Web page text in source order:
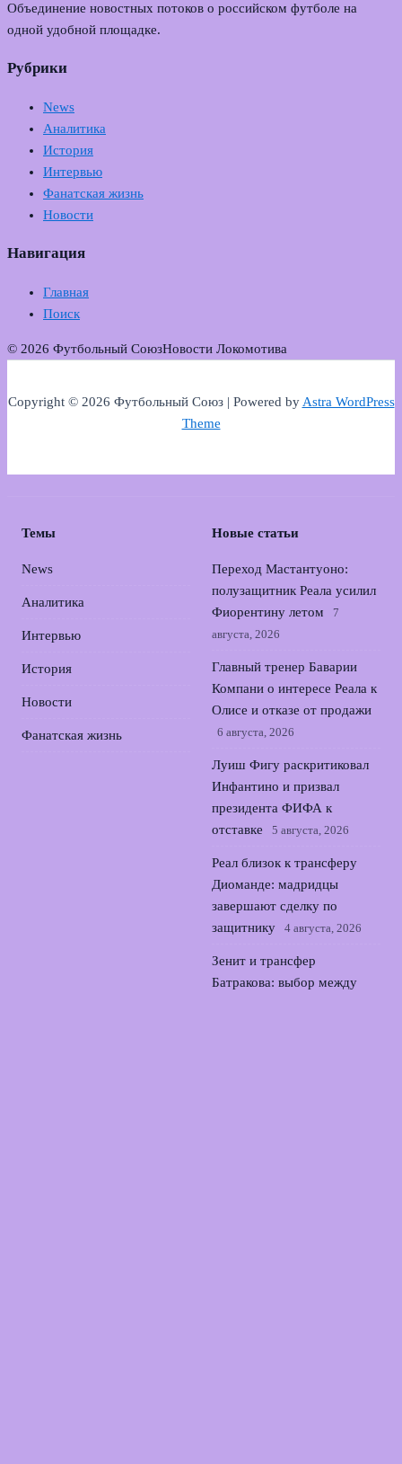
Объединение новостных потоков о российском футболе на
одной удобной площадке.
Рубрики
News
Аналитика
История
Интервью
Фанатская жизнь
Новости
Навигация
Главная
Поиск
© 2026 Футбольный СоюзНовости Локомотива
Copyright © 2026 Футбольный Союз | Powered byAstra WordPress
Theme
Темы
News
Аналитика
Интервью
История
Новости
Фанатская жизнь
Новые статьи
Переход Мастантуоно:
полузащитник Реала усилил
Фиорентину летом
7
августа, 2026
Главный тренер Баварии
Компани о интересе Реала к
Олисе и отказе от продажи
6 августа, 2026
Луиш Фигу раскритиковал
Инфантино и призвал
президента ФИФА к
отставке
5 августа, 2026
Реал близок к трансферу
Диоманде: мадридцы
завершают сделку по
защитнику
4 августа, 2026
Зенит и трансфер
Батракова: выбор между